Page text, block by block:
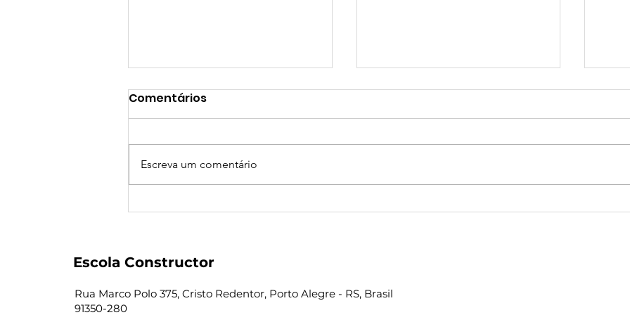
Criança Montessori,
O Isolamento Social e
Devido às recomendações da
Sabemos que devemos evitar...
O
Comentários
Escreva um comentário
Escola Constructor
Rua Marco Polo 375, Cristo Redentor, Porto Alegre - RS, Brasil
91350-280